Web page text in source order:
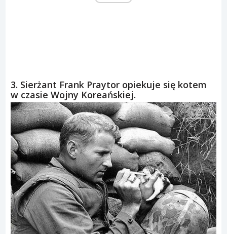
3. Sierżant Frank Praytor opiekuje się kotem
w czasie Wojny Koreańskiej.